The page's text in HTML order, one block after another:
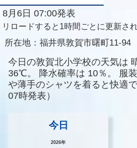
8月6日 07:00発表
リロードすると1時間ごとに更新され
所在地： 福井県敦賀市曙町11-94
今日の敦賀北小学校の天気は
36℃。
降水確率は 10％。 服
や薄手のシャツを着ると快適
07時発表）
今日
2026年